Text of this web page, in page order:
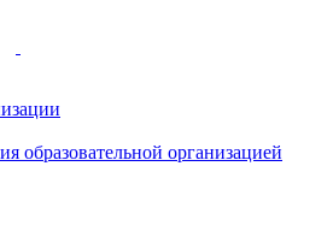
образовательной организацией